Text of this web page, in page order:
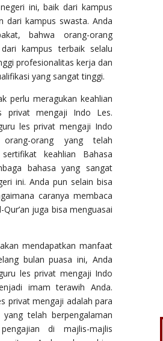
ini, baik dari kampus
dari kampus swasta. Anda
bahwa orang-orang
kampus terbaik selalu
profesionalitas kerja dan
yang sangat tinggi.
perlu meragukan keahlian
privat mengaji Indo Les.
les privat mengaji Indo
orang yang telah
keahlian Bahasa
bahasa yang sangat
ini. Anda pun selain bisa
caranya membaca
juga bisa menguasai
mendapatkan manfaat
bulan puasa ini, Anda
les privat mengaji Indo
imam terawih Anda.
privat mengaji adalah para
yang telah berpengalaman
di majlis-majlis